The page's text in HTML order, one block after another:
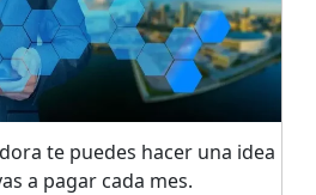
te puedes hacer una idea
a pagar cada mes.